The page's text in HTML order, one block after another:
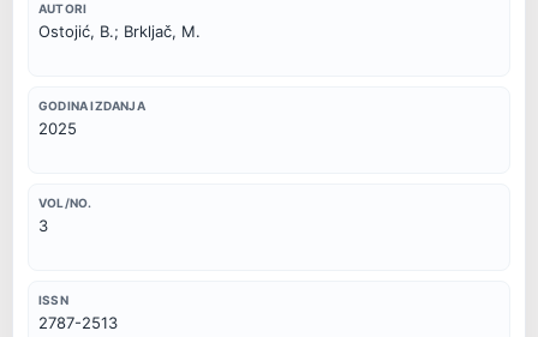
AUTORI
Ostojić, B.; Brkljač, M.
GODINA IZDANJA
2025
VOL/NO.
3
ISSN
2787-2513